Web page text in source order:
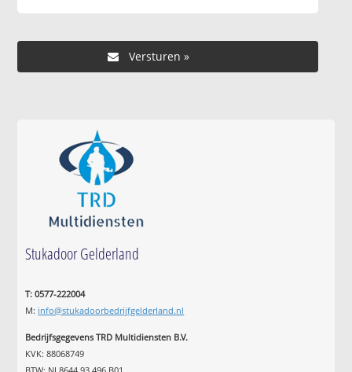
Stukadoor Gelderland
T: 0577-222004
M: info@stukadoorbedrijfgelderland.nl
Bedrijfsgegevens TRD Multidiensten B.V.
KVK: 88068749